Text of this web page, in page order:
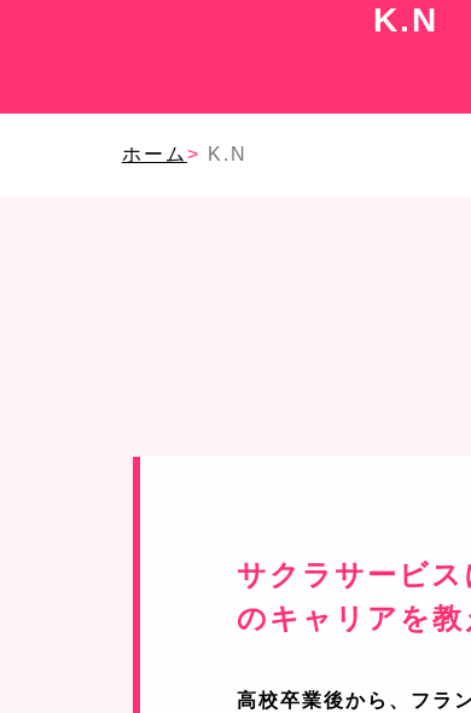
K.N
ホーム > K.N
サクラサービ
のキャリアを教
高校卒業後から、フラ